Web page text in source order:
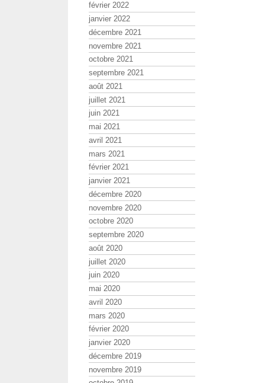
février 2022
janvier 2022
décembre 2021
novembre 2021
octobre 2021
septembre 2021
août 2021
juillet 2021
juin 2021
mai 2021
avril 2021
mars 2021
février 2021
janvier 2021
décembre 2020
novembre 2020
octobre 2020
septembre 2020
août 2020
juillet 2020
juin 2020
mai 2020
avril 2020
mars 2020
février 2020
janvier 2020
décembre 2019
novembre 2019